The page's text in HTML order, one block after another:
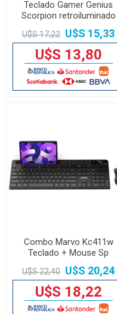
Teclado Gamer Genius
Scorpion retroiluminado
K220
U$S 17,22 U$S 15,33
U$S 13,80
Combo Marvo Kc411w
Teclado + Mouse Sp
Inalámbrico
U$S 22,40 U$S 20,24
U$S 18,22